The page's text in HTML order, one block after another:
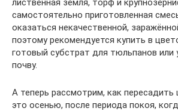
лиственная земля, торф и
самостоятельно приготовленная
оказаться некачественной,
поэтому рекомендуется купить в
готовый субстрат для тюльпанов или
почву.
А теперь рассмотрим, как
это осенью, после периода покоя,